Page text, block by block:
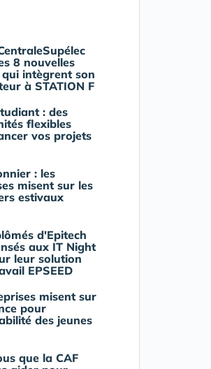
8 nouvelles
intègrent son
à STATION F
: des
flexibles
vos projets
: les
misent sur les
estivaux
d'Epitech
aux IT Night
leur solution
EPSEED
misent sur
pour
des jeunes
que la CAF